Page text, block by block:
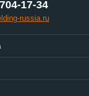
17-34
russia.ru